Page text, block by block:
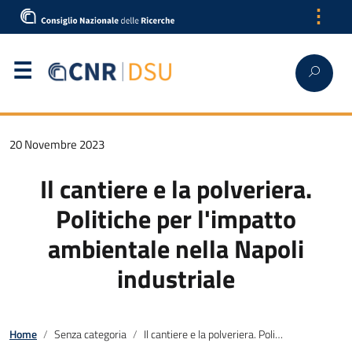
⋮
20 Novembre 2023
Il cantiere e la polveriera.
Politiche per l'impatto
ambientale nella Napoli
industriale
Home Senza categoria Il cantiere e la polveriera. Politiche per l'impatto ambientale nella Napoli industriale